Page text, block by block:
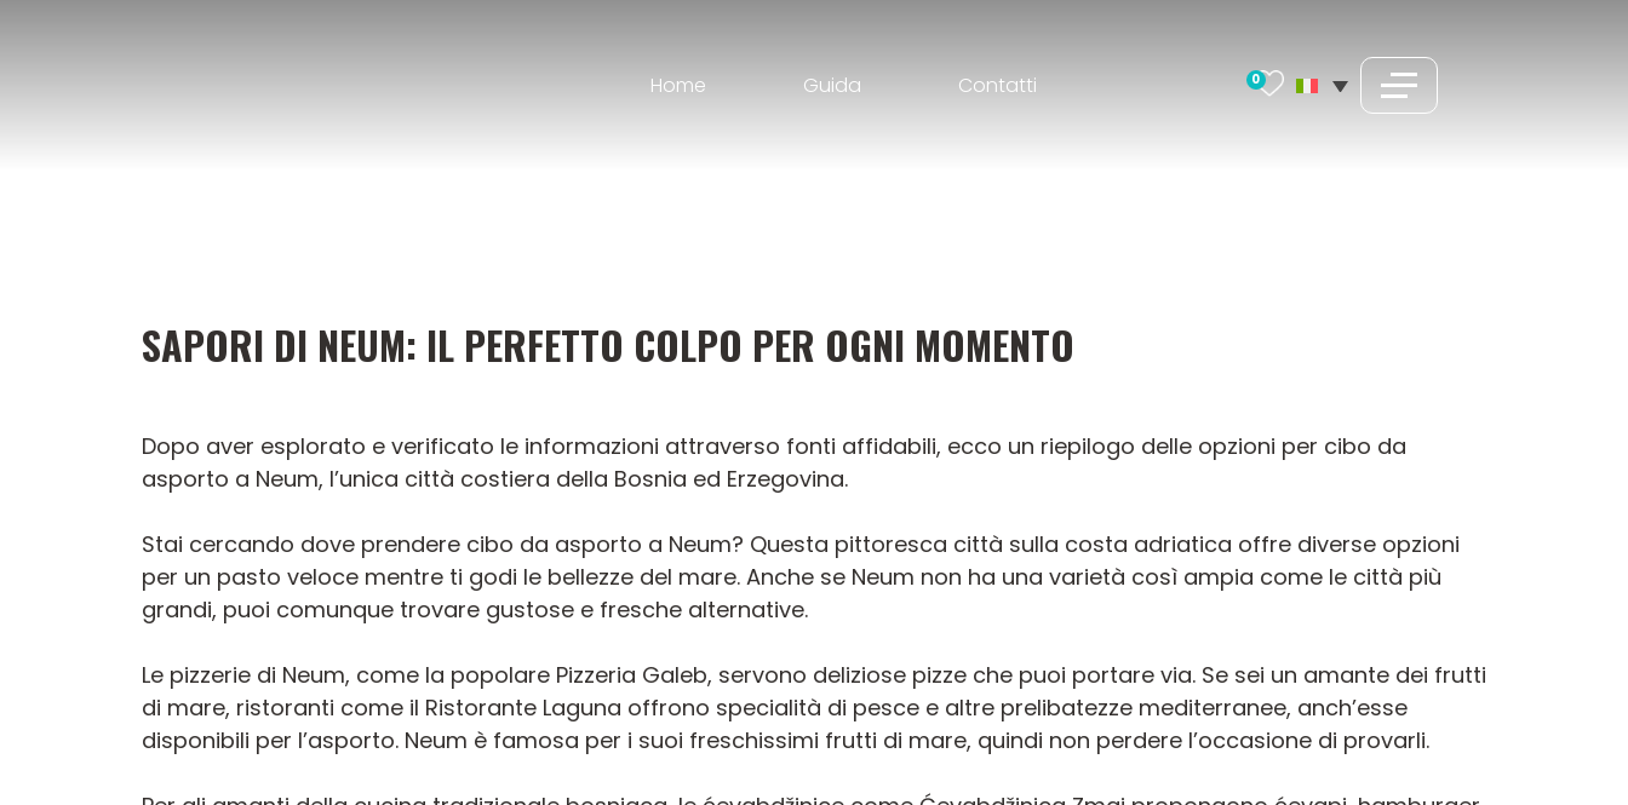
Home Guida Contatti 0
SAPORI DI NEUM: IL PERFETTO COLPO PER OGNI MOMENTO
Dopo aver esplorato e verificato le informazioni attraverso fonti affidabili, ecco un riepilogo delle opzioni per cibo da
asporto a Neum, l’unica città costiera della Bosnia ed Erzegovina.
Stai cercando dove prendere cibo da asporto a Neum? Questa pittoresca città sulla costa adriatica offre diverse opzioni
per un pasto veloce mentre ti godi le bellezze del mare. Anche se Neum non ha una varietà così ampia come le città più
grandi, puoi comunque trovare gustose e fresche alternative.
Le pizzerie di Neum, come la popolare Pizzeria Galeb, servono deliziose pizze che puoi portare via. Se sei un amante dei frutti
di mare, ristoranti come il Ristorante Laguna offrono specialità di pesce e altre prelibatezze mediterranee, anch’esse
disponibili per l’asporto. Neum è famosa per i suoi freschissimi frutti di mare, quindi non perdere l’occasione di provarli.